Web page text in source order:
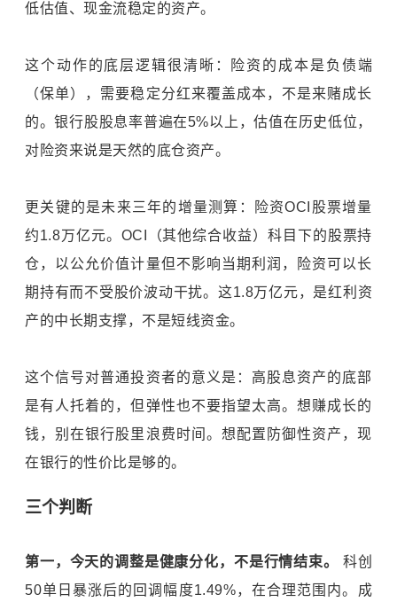
低估值、现金流稳定的资产。
这个动作的底层逻辑很清晰：险资的成本是负债端
（保单），需要稳定分红来覆盖成本，不是来赌成长
的。银行股股息率普遍在5%以上，估值在历史低位，
对险资来说是天然的底仓资产。
更关键的是未来三年的增量测算：险资OCI股票增量
约1.8万亿元。OCI（其他综合收益）科目下的股票持
仓，以公允价值计量但不影响当期利润，险资可以长
期持有而不受股价波动干扰。这1.8万亿元，是红利资
产的中长期支撑，不是短线资金。
这个信号对普通投资者的意义是：高股息资产的底部
是有人托着的，但弹性也不要指望太高。想赚成长的
钱，别在银行股里浪费时间。想配置防御性资产，现
在银行的性价比是够的。
三个判断
第一，今天的调整是健康分化，不是行情结束。
科创
50单日暴涨后的回调幅度1.49%，在合理范围内。成